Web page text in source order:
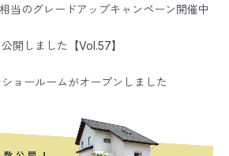
当のグレードアップキャンペーン開催中
開しました【Vol.57】
ョールームがオープンしました